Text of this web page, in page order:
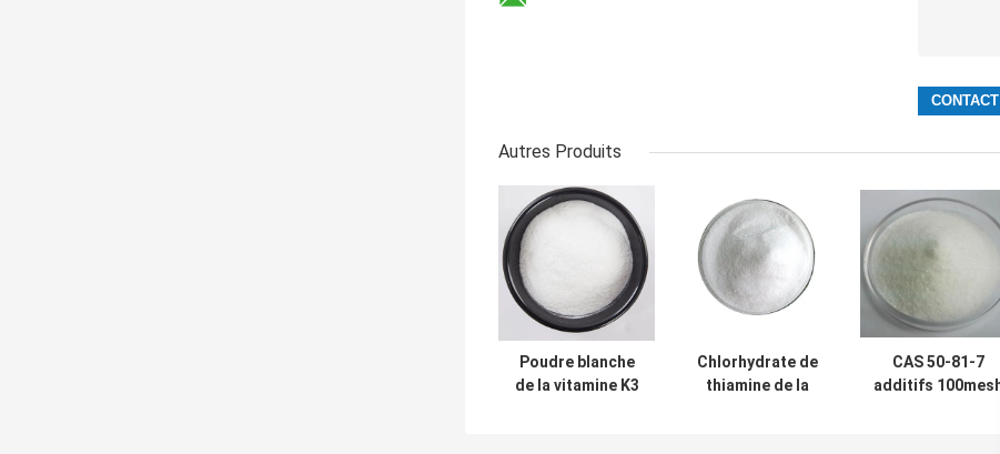
Autres Produits
Poudre blanche
de la vitamine K3
Chlorhydrate de
thiamine de la
CAS 50-81-7
additifs